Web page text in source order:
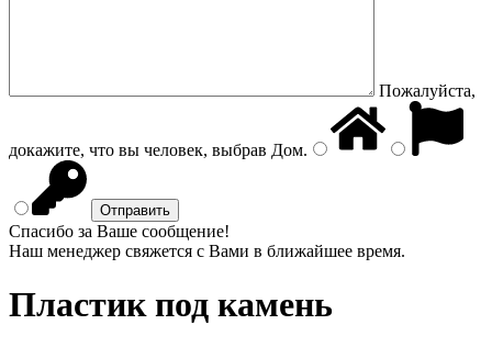
Пожалуйста,
докажите, что вы человек, выбрав Дом.
Спасибо за Ваше сообщение!
Наш менеджер свяжется с Вами в ближайшее время.
Пластик под камень